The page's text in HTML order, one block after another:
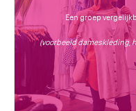
Een groep
(voorbeeld dameskleding,